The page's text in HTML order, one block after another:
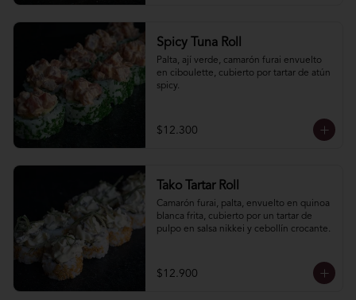
Spicy Tuna Roll
Palta, ají verde, camarón furai envuelto
en ciboulette, cubierto por tartar de atún
spicy.
$12.300
Tako Tartar Roll
Camarón furai, palta, envuelto en quinoa
blanca frita, cubierto por un tartar de
pulpo en salsa nikkei y cebollín crocante.
$12.900